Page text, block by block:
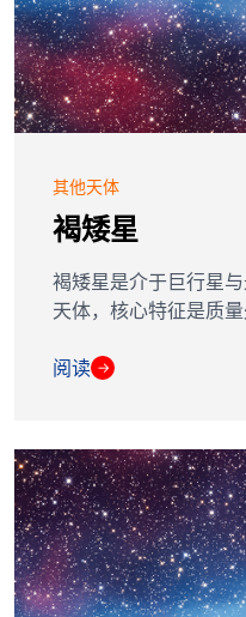
其他天体
褐矮星
褐矮星是介于巨行星
天体，核心特征是质
阅读 →